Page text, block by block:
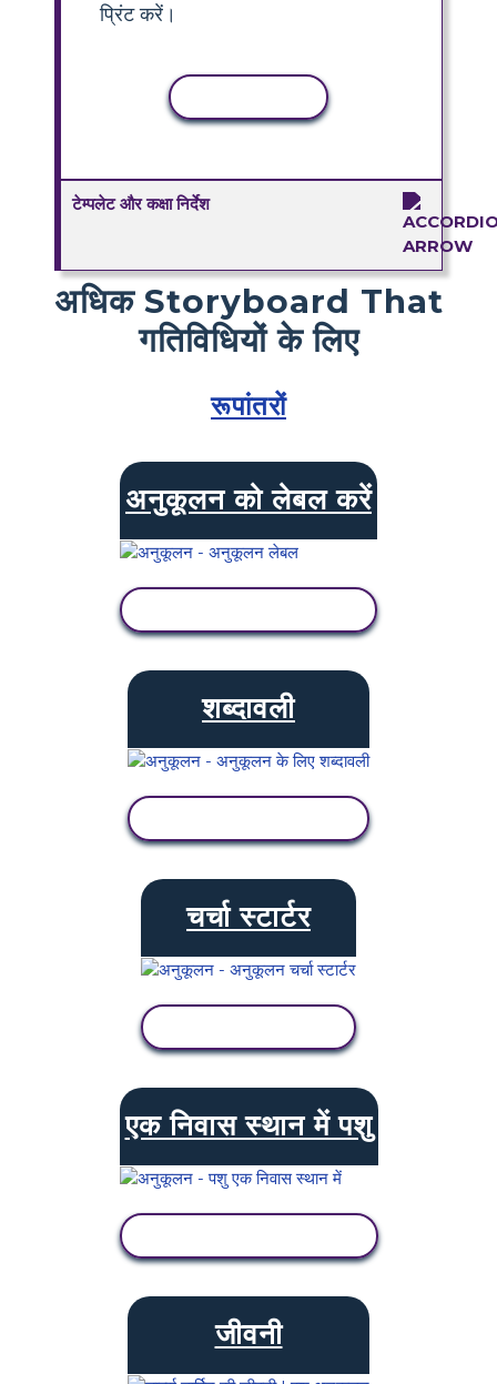
प्रिंट करें।
टेम्पलेट और कक्षा निर्देश
अधिक Storyboard That
गतिविधियों के लिए
रूपांतरों
अनुकूलन को लेबल करें
शब्दावली
चर्चा स्टार्टर
एक निवास स्थान में पशु
जीवनी